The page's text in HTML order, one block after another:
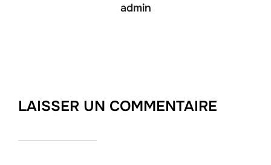
admin
LAISSER UN COMMENTAIRE